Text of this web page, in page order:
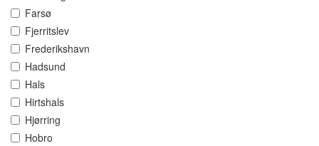
Farsø
Fjerritslev
Frederikshavn
Hadsund
Hals
Hirtshals
Hjørring
Hobro